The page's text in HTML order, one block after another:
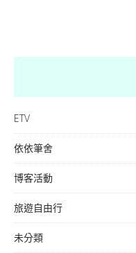
ETV
依依筆舍
博客活動
旅遊自由行
未分類